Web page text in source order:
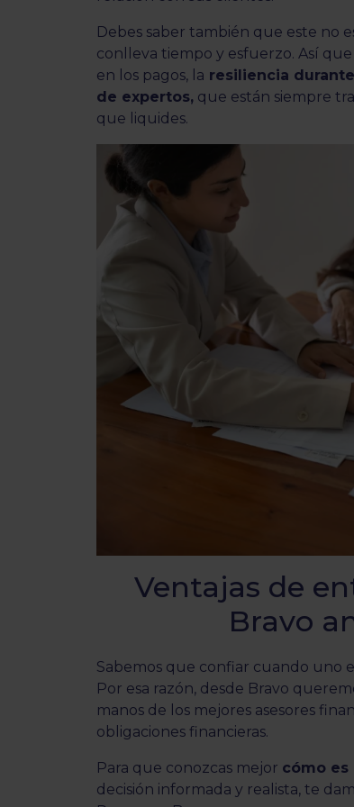
Debes saber también que este no
conlleva tiempo y esfuerzo. Así
en los pagos, la resiliencia durante
de expertos, que están siempre
que liquides.
Ventajas de
Bravo
Sabemos que confiar cuando uno
Por esa razón, desde Bravo
manos de los mejores asesores
obligaciones financieras.
Para que conozcas mejor cómo
decisión informada y realista, te